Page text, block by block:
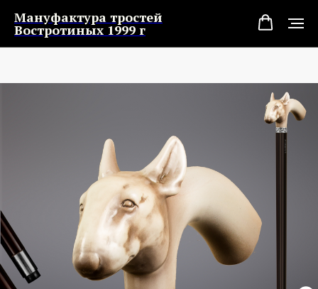
Мануфактура тростей
Востротиных 1999 г